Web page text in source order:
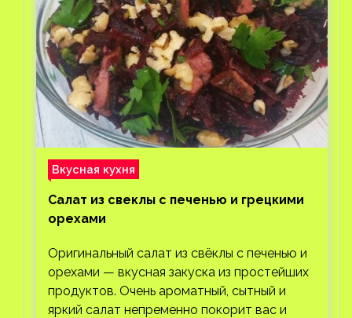
Вкусная кухня
Салат из свеклы с печенью и грецкими
орехами
Оригинальный салат из свёклы с печенью и
орехами — вкусная закуска из простейших
продуктов. Очень ароматный, сытный и
яркий салат непременно покорит вас и